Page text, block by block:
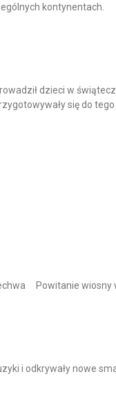
kontynentach.
dzieci w
się do
Powitanie
i odkrywały nowe